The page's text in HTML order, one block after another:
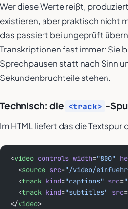
Wer diese Werte reißt,
existieren, aber praktisch nicht
das passiert bei ungeprüft
Transkriptionen fast immer: Sie
Sprechpausen statt nach Sinn
Sekundenbruchteile stehen.
Technisch: die <track> -
Im HTML liefert das die Textspur
<video controls width="800"
  <
source src="/video/
  <
track kind="captions" src=
  <
track kind="subtitles" src=
</video>